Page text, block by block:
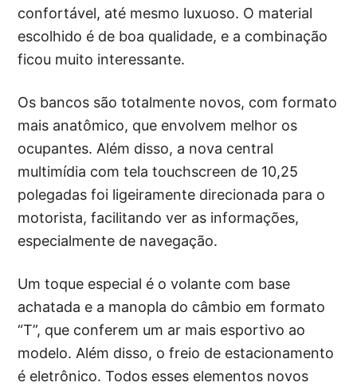
confortável, até mesmo luxuoso. O material
escolhido é de boa qualidade, e a combinação
ficou muito interessante.
Os bancos são totalmente novos, com formato
mais anatômico, que envolvem melhor os
ocupantes. Além disso, a nova central
multimídia com tela touchscreen de 10,25
polegadas foi ligeiramente direcionada para o
motorista, facilitando ver as informações,
especialmente de navegação.
Um toque especial é o volante com base
achatada e a manopla do câmbio em formato
“T”, que conferem um ar mais esportivo ao
modelo. Além disso, o freio de estacionamento
é eletrônico. Todos esses elementos novos